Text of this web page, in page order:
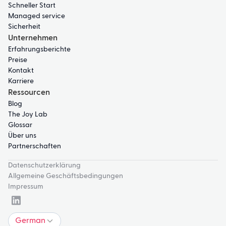
Schneller Start
Managed service
Sicherheit
Unternehmen
Erfahrungsberichte
Preise
Kontakt
Karriere
Ressourcen
Blog
The Joy Lab
Glossar
Über uns
Partnerschaften
Datenschutzerklärung
Allgemeine Geschäftsbedingungen
Impressum
German